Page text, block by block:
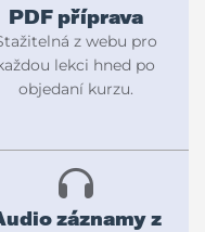
PDF příprava
z webu pro
lekci hned po
objedaní kurzu.
záznamy z